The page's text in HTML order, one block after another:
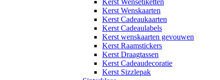
Kerst Wensetiketten
Kerst Wenskaarten
Kerst Cadeaukaarten
Kerst Cadeaulabels
Kerst wenskaarten gevouwen
Kerst Raamstickers
Kerst Draagtassen
Kerst Cadeaudecoratie
Kerst Sizzlepak